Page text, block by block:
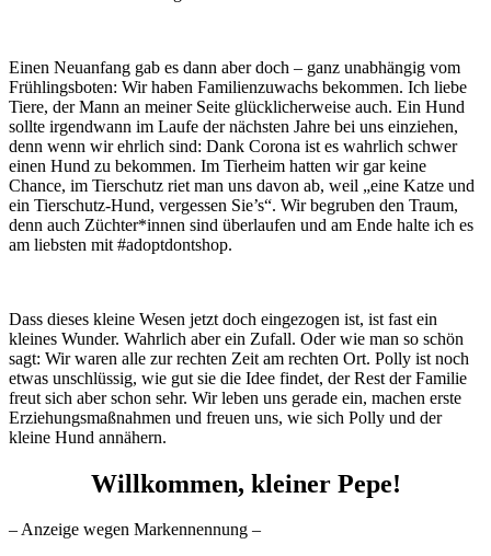
Einen Neuanfang gab es dann aber doch – ganz unabhängig vom
Frühlingsboten: Wir haben Familienzuwachs bekommen. Ich liebe
Tiere, der Mann an meiner Seite glücklicherweise auch. Ein Hund
sollte irgendwann im Laufe der nächsten Jahre bei uns einziehen,
denn wenn wir ehrlich sind: Dank Corona ist es wahrlich schwer
einen Hund zu bekommen. Im Tierheim hatten wir gar keine
Chance, im Tierschutz riet man uns davon ab, weil „eine Katze und
ein Tierschutz-Hund, vergessen Sie’s“. Wir begruben den Traum,
denn auch Züchter*innen sind überlaufen und am Ende halte ich es
am liebsten mit #adoptdontshop.
Dass dieses kleine Wesen jetzt doch eingezogen ist, ist fast ein
kleines Wunder. Wahrlich aber ein Zufall. Oder wie man so schön
sagt: Wir waren alle zur rechten Zeit am rechten Ort. Polly ist noch
etwas unschlüssig, wie gut sie die Idee findet, der Rest der Familie
freut sich aber schon sehr. Wir leben uns gerade ein, machen erste
Erziehungsmaßnahmen und freuen uns, wie sich Polly und der
kleine Hund annähern.
Willkommen, kleiner Pepe!
– Anzeige wegen Markennennung –